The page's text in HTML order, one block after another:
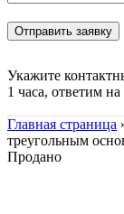
Укажите
1 часа, ответим
Главная страница
треугольным
Продано